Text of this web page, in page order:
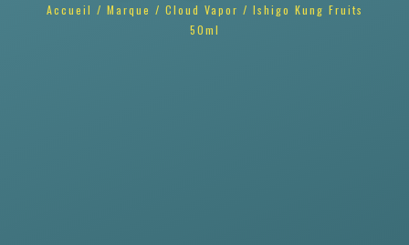
Accueil / Marque / Cloud Vapor / Ishigo Kung Fruits
50ml